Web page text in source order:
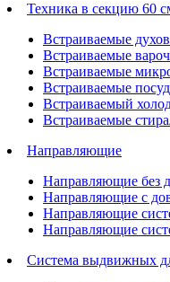
Техника в секцию 60
Встраиваемые
Встраиваемые
Встраиваемые
Встраиваемые
Встраиваемый
Встраиваемые
Направляющие
Направляющие без
Направляющие с
Направляющие
Направляющие
Система выдвижных